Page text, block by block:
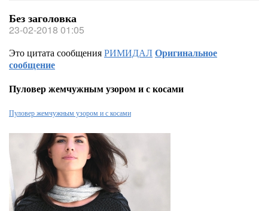
Без заголовка
23-02-2018 01:05
Это цитата сообщенияРИМИДАЛОригинальное
сообщение
Пуловер жемчужным узором и с косами
Пуловер жемчужным узором и с косами